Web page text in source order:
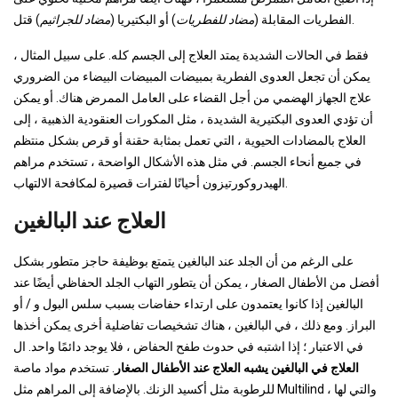
الفطريات المقابلة (مضاد للفطريات) أو البكتيريا (مضاد للجراثيم
فقط في الحالات الشديدة يمتد العلاج إلى الجسم كله. على سبيل المثال ،
يمكن أن تجعل العدوى الفطرية بمبيضات المبيضات البيضاء من الضروري
علاج الجهاز الهضمي من أجل القضاء على العامل الممرض هناك. أو يمكن
أن تؤدي العدوى البكتيرية الشديدة ، مثل المكورات العنقودية الذهبية ، إلى
العلاج بالمضادات الحيوية ، التي تعمل بمثابة حقنة أو قرص بشكل منتظم
في جميع أنحاء الجسم. في مثل هذه الأشكال الواضحة ، تستخدم مراهم
العلاج عند البالغين
على الرغم من أن الجلد عند البالغين يتمتع بوظيفة حاجز متطور بشكل
أفضل من الأطفال الصغار ، يمكن أن يتطور التهاب الجلد الحفاظي أيضًا عند
البالغين إذا كانوا يعتمدون على ارتداء حفاضات بسبب سلس البول و / أو
البراز. ومع ذلك ، في البالغين ، هناك تشخيصات تفاضلية أخرى يمكن أخذها
في الاعتبار ؛ إذا اشتبه في حدوث طفح الحفاض ، فلا يوجد دائمًا واحد. ال
العلاج في البالغين يشبه العلاج عند الأطفال الصغار
. تستخدم مواد ماصة
للرطوبة مثل أكسيد الزنك. بالإضافة إلى المراهم مثل Multilind ، والتي لها